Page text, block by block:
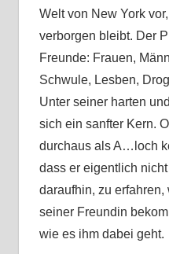
Welt von New York
verborgen bleibt. Der
Freunde: Frauen,
Schwule, Lesben,
Unter seiner harten
sich ein sanfter Kern.
durchaus als A…loch
dass er eigentlich
daraufhin, zu
seiner Freundin
wie es ihm dabei geht.